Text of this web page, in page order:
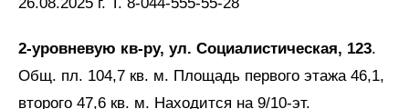
2-уровневую кв-ру, ул. Социалистическая, 123.
Общ. пл. 104,7 кв. м. Площадь первого этажа 46,1,
второго 47,6 кв. м. Находится на 9/10-эт.